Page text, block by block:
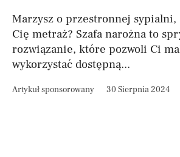
Marzysz o przestronnej sypialni,
Cię metraż? Szafa narożna to
rozwiązanie, które pozwoli Ci
wykorzystać dostępną...
Artykuł sponsorowany 30 Sierpnia 2024